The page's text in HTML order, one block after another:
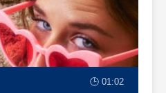
🕒 01:02